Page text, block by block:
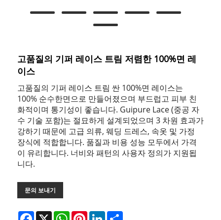
고품질의 기퍼 레이스 트림 저렴한 100%면 레
이스
고품질의 기퍼 레이스 트림 싼 100%면 레이스는
100% 순수한면으로 만들어졌으며 부드럽고 피부 친
화적이며 통기성이 좋습니다. Guipure Lace (중공 자
수 기술 포함)는 절묘하게 설계되었으며 3 차원 효과가
강하기 때문에 고급 의류, 웨딩 드레스, 속옷 및 가정
장식에 적합합니다. 품질과 비용 성능 모두에서 가격
이 유리합니다. 너비와 패턴의 사용자 정의가 지원됩
니다.
문의 보내기
Facebook
X WhatsAppPinterestLinkedIn